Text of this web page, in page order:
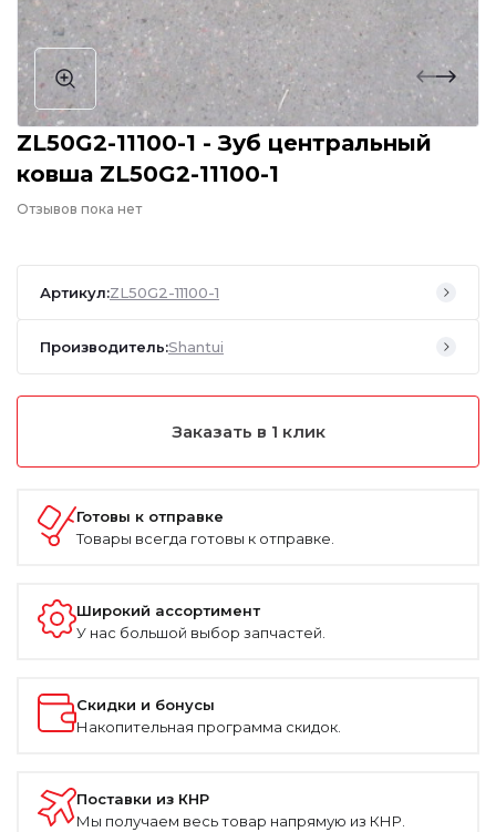
ZL50G2-11100-1 - Зуб центральный
ковша ZL50G2-11100-1
Отзывов пока нет
Артикул:ZL50G2-11100-1
Производитель:Shantui
Заказать в 1 клик
Готовы к отправке
Товары всегда готовы к отправке.
Широкий ассортимент
У нас большой выбор запчастей.
Скидки и бонусы
Накопительная программа скидок.
Поставки из КНР
Мы получаем весь товар напрямую из КНР.